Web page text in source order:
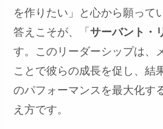
を作りたい」と心から願って
答えこそが、「サーバント・
す。このリーダーシップは、
ことで彼らの成長を促し、結
のパフォーマンスを最大化す
え方です。